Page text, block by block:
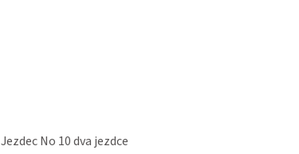
Jezdec No 10 dva jezdce